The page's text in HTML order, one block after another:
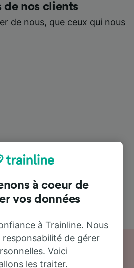
nos clients
de nous, que ceux qui nous
de Coutances à Nice
à coeur de
vos données
à Trainline. Nous
de gérer
Voici
les traiter.